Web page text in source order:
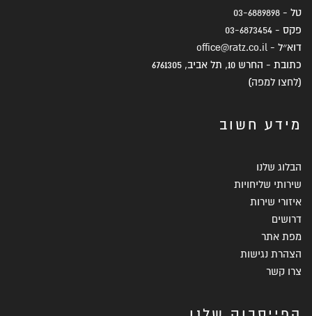
טל - 03-6889898
פקס - 03-6873454
דוא״ל - office@ratz.co.il
כתובת - החרש 10, תל אביב, 6761305
(לחצו למפה)
מידע חשוב
הבלוג שלנו
שירותי שליחויות
איזורי שירות
דרושים
מפת אתר
הצהרת נגישות
צרו קשר